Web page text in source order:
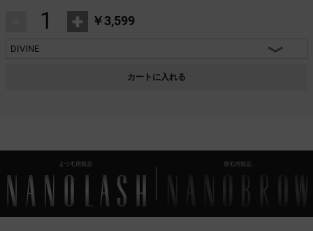
+ ￥3,599
DIVINE
DIVINE
HARMONY
カートに入れる
まつ毛用製品 眉毛用製品